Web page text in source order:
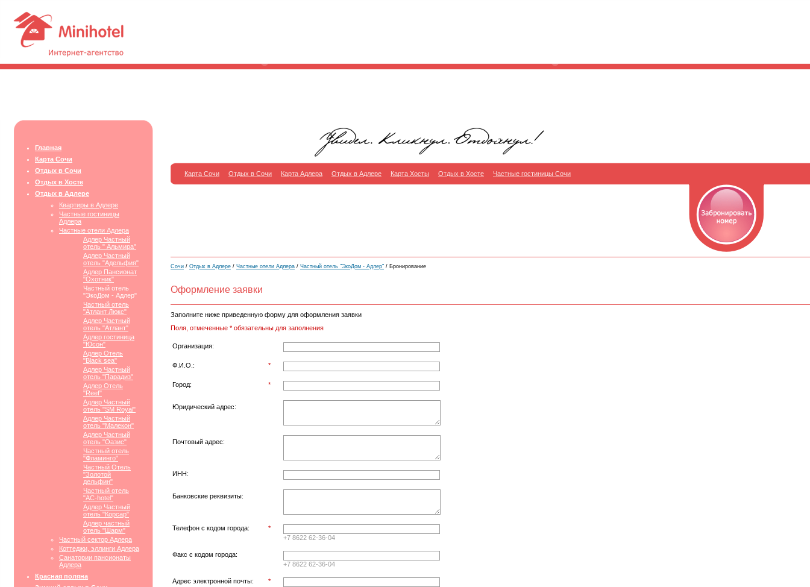
Главная
Карта Сочи
Отдых в Сочи
Отдых в Хосте
Отдых в Адлере
Квартиры в Адлере
Частные гостиницы
Адлера
Частные отели Адлера
Адлер Частный
отель " Альмира"
Адлер Частный
отель "Адельфия"
Адлер Пансионат
"Охотник"
Частный отель
"ЭкоДом - Адлер"
Частный отель
"Атлант Люкс"
Адлер Частный
отель "Атлант"
Адлер гостиница
"Юсон"
Адлер Отель
"Black sea"
Адлер Частный
отель "Парадиз"
Адлер Отель
"Reef"
Адлер Частный
отель "SM Royal"
Адлер Частный
отель "Малекон"
Адлер Частный
отель "Оазис"
Частный отель
"Фламинго"
Частный Отель
"Золотой
дельфин"
Частный отель
"АС-hotel"
Адлер Частный
отель "Корсар"
Адлер частный
отель "Шарм"
Частный сектор Адлера
Коттеджи, эллинги Адлера
Санатории пансионаты
Адлера
Красная поляна
Карта Сочи Отдых в Сочи Карта Адлера Отдых в Адлере Карта Хосты Отдых в Хосте Частные гостиницы Сочи
Сочи / Отдых в Адлере / Частные отели Адлера / Частный отель "ЭкоДом - Адлер" / Бронирование
Оформление заявки
Заполните ниже приведенную форму для оформления заявки
Поля, отмеченные * обязательны для заполнения
Организация:
Ф.И.О.: *
Город: *
Юридический адрес:
Почтовый адрес:
ИНН:
Банковские реквизиты:
Телефон с кодом города:
*
+7 8622 62-36-04
Факс с кодом города:
+7 8622 62-36-04
Адрес электронной почты: *